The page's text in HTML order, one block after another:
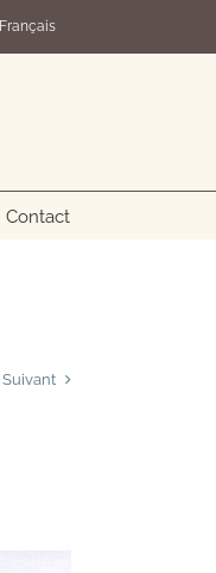
Français
Contact
Suivant